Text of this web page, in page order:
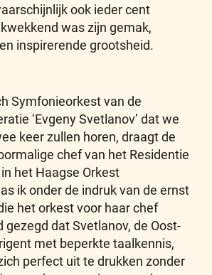
ook ieder cent
was zijn gemak,
inspirerende grootsheid.
Symfonieorkest van de
‘Evgeny Svetlanov’ dat we
keer zullen horen, draagt de
chef van het Residentie
het Haagse Orkest
ik onder de indruk van de ernst
het orkest voor haar chef
gezegd dat Svetlanov, de Oost-
met beperkte taalkennis,
perfect uit te drukken zonder